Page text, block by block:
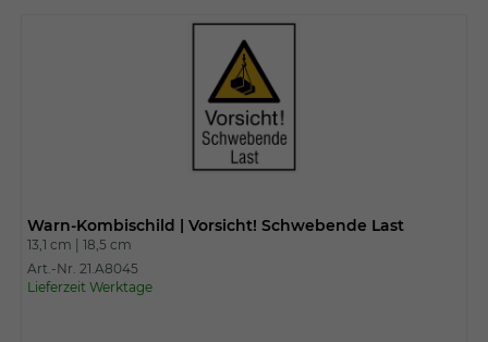
Warn-Kombischild | Vorsicht! Schwebende Last
13,1 cm | 18,5 cm
Art.-Nr. 21.A8045
Lieferzeit Werktage